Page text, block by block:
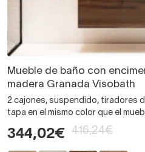
Mueble de baño con
madera Granada Visobath
2 cajones, suspendido, tiradores
tapa en el mismo color que el
344,02€ 416,24€